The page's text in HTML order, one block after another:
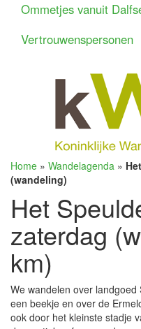
Ommetjes vanuit
Vertrouwenspersonen
Home » Wandelagenda »
(wandeling)
Het
zaterdag
km)
We wandelen over landgoed
een beekje en over de
ook door het kleinste stadje